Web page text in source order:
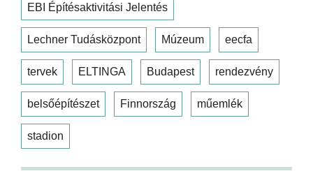
EBI Építésaktivitási Jelentés
Lechner Tudásközpont Múzeum eecfa
tervek ELTINGA Budapest rendezvény
belsőépítészet Finnország műemlék
stadion